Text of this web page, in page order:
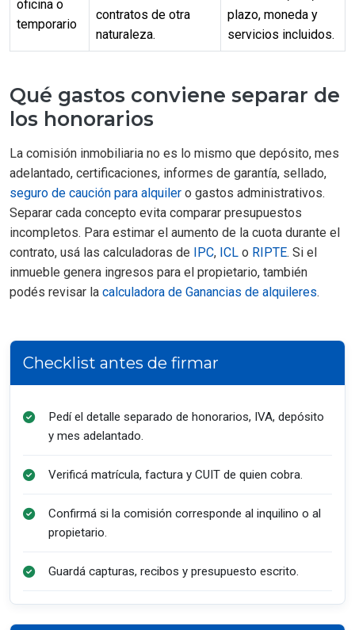
oficina o
temporario
contratos de otra
naturaleza.
plazo, moneda y
servicios incluidos.
Qué gastos conviene separar de
los honorarios
La comisión inmobiliaria no es lo mismo que depósito, mes
adelantado, certificaciones, informes de garantía, sellado,
seguro de caución para alquiler o gastos administrativos.
Separar cada concepto evita comparar presupuestos
incompletos. Para estimar el aumento de la cuota durante el
contrato, usá las calculadoras de IPC, ICL o RIPTE. Si el
inmueble genera ingresos para el propietario, también
podés revisar la calculadora de Ganancias de alquileres.
Checklist antes de firmar
Pedí el detalle separado de honorarios, IVA, depósito
y mes adelantado.
Verificá matrícula, factura y CUIT de quien cobra.
Confirmá si la comisión corresponde al inquilino o al
propietario.
Guardá capturas, recibos y presupuesto escrito.